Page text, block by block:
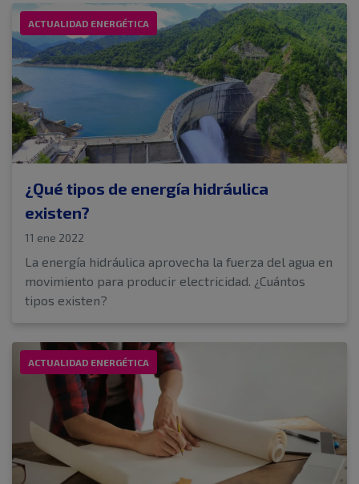
ACTUALIDAD ENERGÉTICA
¿Qué tipos de energía hidráulica
existen?
11 ene 2022
La energía hidráulica aprovecha la fuerza del agua en
movimiento para producir electricidad. ¿Cuántos
tipos existen?
ACTUALIDAD ENERGÉTICA